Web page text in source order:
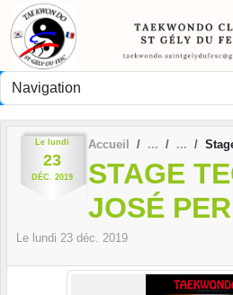
Le lundi
23
DÉC. 2019
Accueil
STAGE
JOSÉ
Le lundi 23 déc. 2019
Panneau de gestion des cookies